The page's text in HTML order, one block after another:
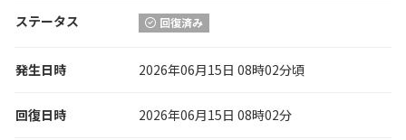
ステータス 回復済み
発生日時 2026年06月15日 08時02分頃
回復日時 2026年06月15日 08時02分